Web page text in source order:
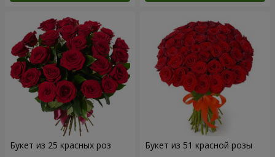
Букет из 25 красных роз Букет из 51 красной розы